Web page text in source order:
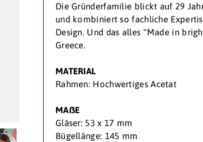
Die Gründerfamilie blickt auf 29
und kombiniert so fachliche
Design. Und das alles "Made in
Greece.
MATERIAL
Rahmen: Hochwertiges Acetat
MAßE
Gläser: 53 x 17 mm
Bügellänge: 145 mm